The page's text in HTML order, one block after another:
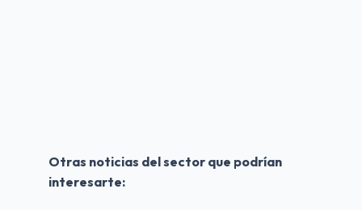
Otras noticias del sector que podrían
interesarte: